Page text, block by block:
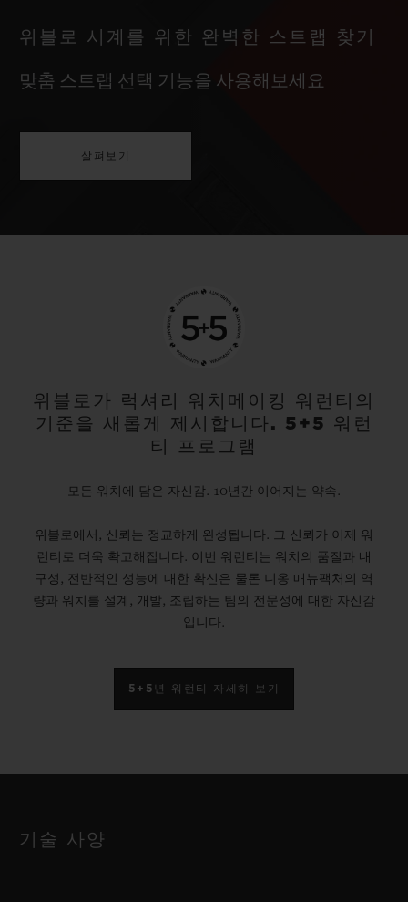
위블로 시계를 위한 완벽한 스트랩 찾기
맞춤 스트랩 선택 기능을 사용해보세요
살펴보기
위블로가 럭셔리 워치메이킹 워런티의
기준을 새롭게 제시합니다. 5+5 워런
티 프로그램
모든 워치에 담은 자신감. 10년간 이어지는 약속.
위블로에서, 신뢰는 정교하게 완성됩니다. 그 신뢰가 이제 워
런티로 더욱 확고해집니다. 이번 워런티는 워치의 품질과 내
구성, 전반적인 성능에 대한 확신은 물론 니옹 매뉴팩처의 역
량과 워치를 설계, 개발, 조립하는 팀의 전문성에 대한 자신감
입니다.
5+5년 워런티 자세히 보기
기술 사양